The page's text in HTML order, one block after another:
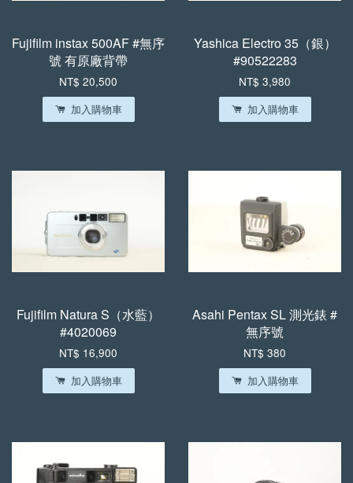
Fujifilm instax 500AF #無序
號 有原廠背帶
NT$ 20,500
加入購物車
Yashica Electro 35（銀）
#90522283
NT$ 3,980
加入購物車
Fujifilm Natura S（水藍）
#4020069
NT$ 16,900
加入購物車
Asahi Pentax SL 測光錶 #
無序號
NT$ 380
加入購物車